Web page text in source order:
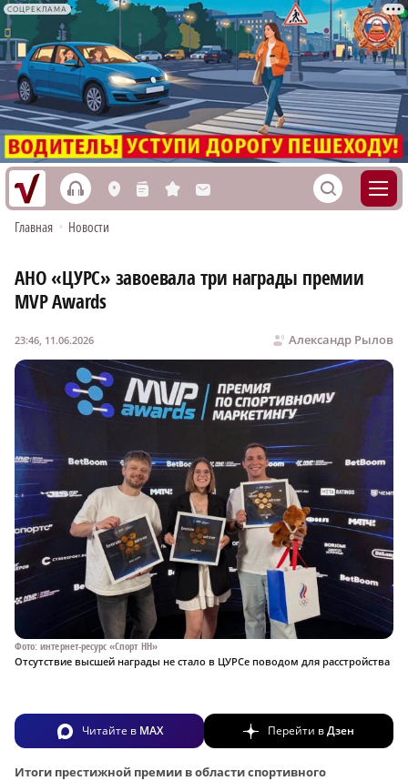
СОЦРЕКЛАМА
h L n s M S
Главная • Новости
АНО «ЦУРС» завоевала три награды премии
MVP Awards
Александр Рылов
23:46, 11.06.2026
Фото: интернет-ресурс «Спорт НН»
Отсутствие высшей награды не стало в ЦУРСе поводом для расстройства
Читайте в MAX Перейти вДзен
Итоги престижной премии в области спортивного